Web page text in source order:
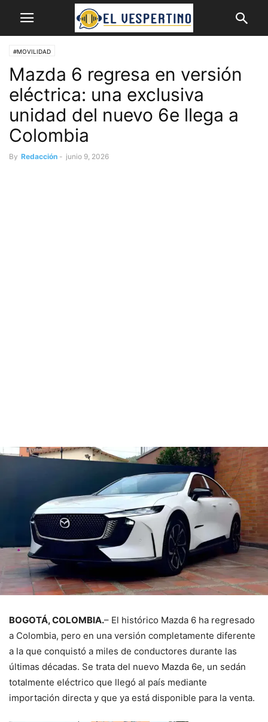
#MOVILIDAD
Mazda 6 regresa en versión
eléctrica: una exclusiva
unidad del nuevo 6e llega a
Colombia
By Redacción - junio 9, 2026
BOGOTÁ, COLOMBIA.– El histórico Mazda 6 ha regresado
a Colombia, pero en una versión completamente diferente
a la que conquistó a miles de conductores durante las
últimas décadas. Se trata del nuevo Mazda 6e, un sedán
totalmente eléctrico que llegó al país mediante
importación directa y que ya está disponible para la venta.